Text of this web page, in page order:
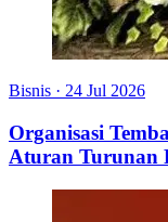
Bisnis · 24 Jul 2026
Organisasi
Aturan Turunan